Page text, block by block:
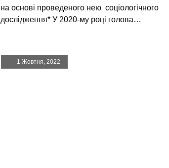
на основі проведеного нею соціологічного
дослідження* У 2020-му році голова…
1 Жовтня, 2022